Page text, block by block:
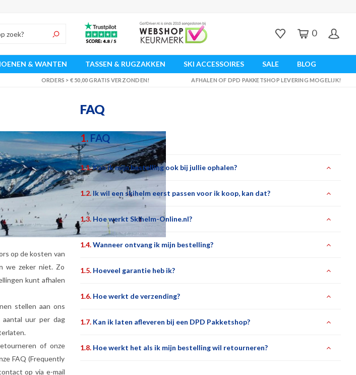
0
& WANTEN TASSEN & RUGZAKKEN SKI ACCESSOIRES SALE BLOG
ORDERS > € 50,00 GRATIS VERZONDEN! AFHALEN OF DPD PAKKETSHOP LEVERING MOGELIJK!
op de kosten van
we zeker niet. Zo
kunt afhalen
stellen aan ons
uur per dag
of onze
FAQ (Frequently
op via e-mail
FAQ
1.FAQ
1.1.Kan ik mijn bestelling ook bij jullie ophalen?
1.2. Ik wil een skihelm eerst passen voor ik koop, kan dat?
1.3. Hoe werkt Skihelm-Online.nl?
1.4.Wanneer ontvang ik mijn bestelling?
1.5. Hoeveel garantie heb ik?
1.6. Hoe werkt de verzending?
1.7. Kan ik laten afleveren bij een DPD Pakketshop?
1.8. Hoe werkt het als ik mijn bestelling wil retourneren?